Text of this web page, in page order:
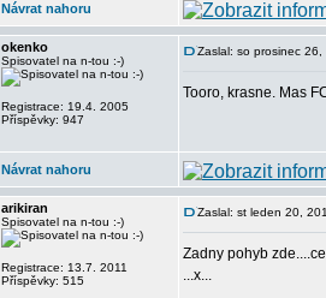
Návrat nahoru
okenko
Spisovatel na n-tou :-)
Registrace: 19.4. 2005
Příspěvky: 947
Zaslal: so prosinec
Tooro, krasne. Mas
Návrat nahoru
arikiran
Spisovatel na n-tou :-)
Registrace: 13.7. 2011
Příspěvky: 515
Zaslal: st leden 20,
Zadny pohyb
...x...